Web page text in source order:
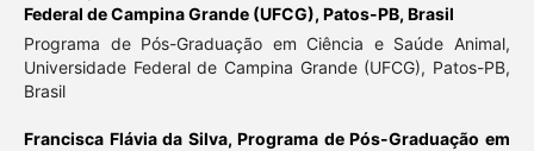
Federal de Campina Grande (UFCG), Patos-PB, Brasil
Programa de Pós-Graduação em Ciência e Saúde Animal,
Universidade Federal de Campina Grande (UFCG), Patos-PB,
Brasil
Francisca Flávia da Silva,Programa de Pós-Graduação em